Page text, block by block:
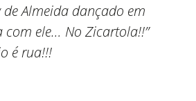
Almeida dançado em
com ele… No Zicartola!!”
é rua!!!